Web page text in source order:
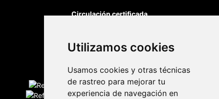
Utilizamos cookies
Usamos cookies y otras técnicas
de rastreo para mejorar tu
experiencia de navegación en
Circulación certificada
Desarrollado por
Edición digital con tecnología